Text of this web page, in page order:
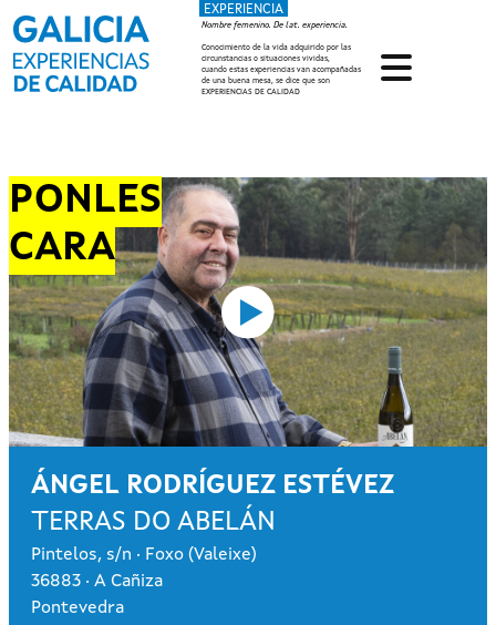
Pasar al contenido principal
EXPERIENCIA
Nombre femenino. De lat. experiencia.
Conocimiento de la vida adquirido por las
circunstancias o situaciones vividas,
cuando estas experiencias van acompañadas
de una buena mesa, se dice que son
EXPERIENCIAS DE CALIDAD
PONLES
CARA
ÁNGEL RODRÍGUEZ ESTÉVEZ
TERRAS DO ABELÁN
Pintelos, s/n · Foxo (Valeixe)
36883 · A Cañiza
Pontevedra